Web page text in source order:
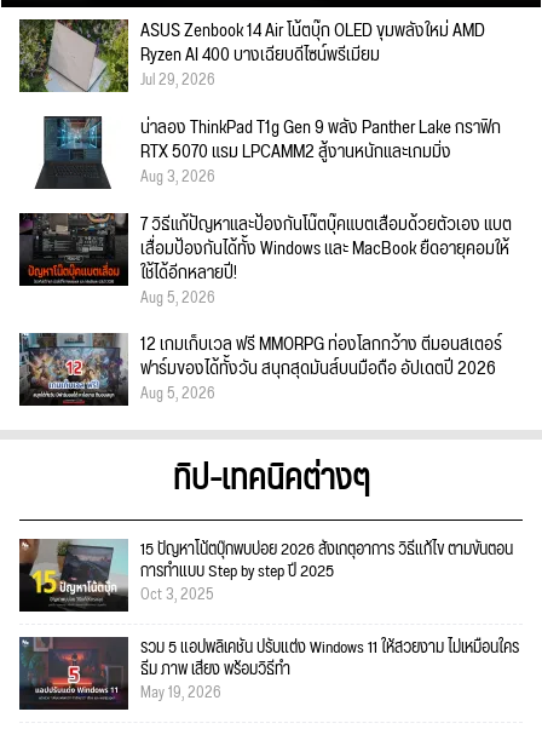
ASUS Zenbook 14 Air โน้ตบุ๊ก OLED ขุมพลังใหม่ AMD
Ryzen AI 400 บางเฉียบดีไซน์พรีเมียม
Jul 29, 2026
น่าลอง ThinkPad T1g Gen 9 พลัง Panther Lake กราฟิก
RTX 5070 แรม LPCAMM2 สู้งานหนักและเกมมิ่ง
Aug 3, 2026
7 วิธีแก้ปัญหาและป้องกันโน๊ตบุ๊คแบตเสื่อมด้วยตัวเอง แบต
เสื่อมป้องกันได้ทั้ง Windows และ MacBook ยืดอายุคอมให้
ใช้ได้อีกหลายปี!
Aug 5, 2026
12 เกมเก็บเวล ฟรี MMORPG ท่องโลกกว้าง ตีมอนสเตอร์
ฟาร์มของได้ทั้งวัน สนุกสุดมันส์บนมือถือ อัปเดตปี 2026
Aug 5, 2026
ทิป-เทคนิคต่างๆ
15 ปัญหาโน้ตบุ๊กพบบ่อย 2026 สังเกตุอาการ วิธีแก้ไข ตามขั้นตอน
การทำแบบ Step by step ปี 2025
Oct 3, 2025
รวม 5 แอปพลิเคชัน ปรับแต่ง Windows 11 ให้สวยงาม ไม่เหมือนใคร
ธีม ภาพ เสียง พร้อมวิธีทำ
May 19, 2026